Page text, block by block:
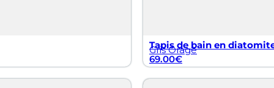
Tapis de bain en
Gris Orage
69.00€